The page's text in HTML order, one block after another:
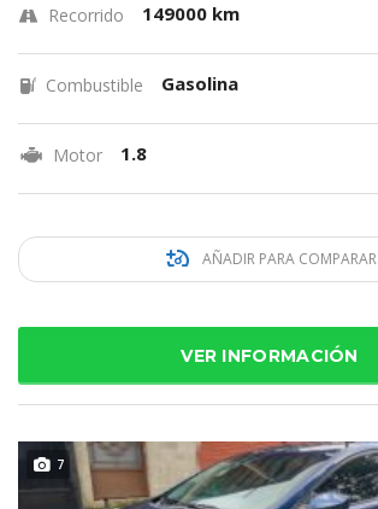
Recorrido 149000 km
Combustible Gasolina
Motor 1.8
AÑADIR PARA COMPARAR
VER INFORMACIÓN
7